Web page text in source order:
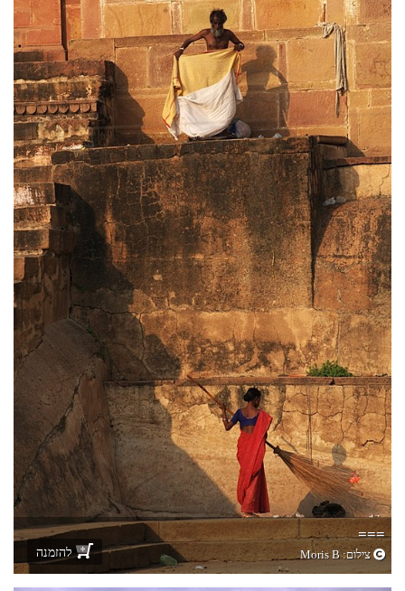
===
צילום:Moris B להזמנה